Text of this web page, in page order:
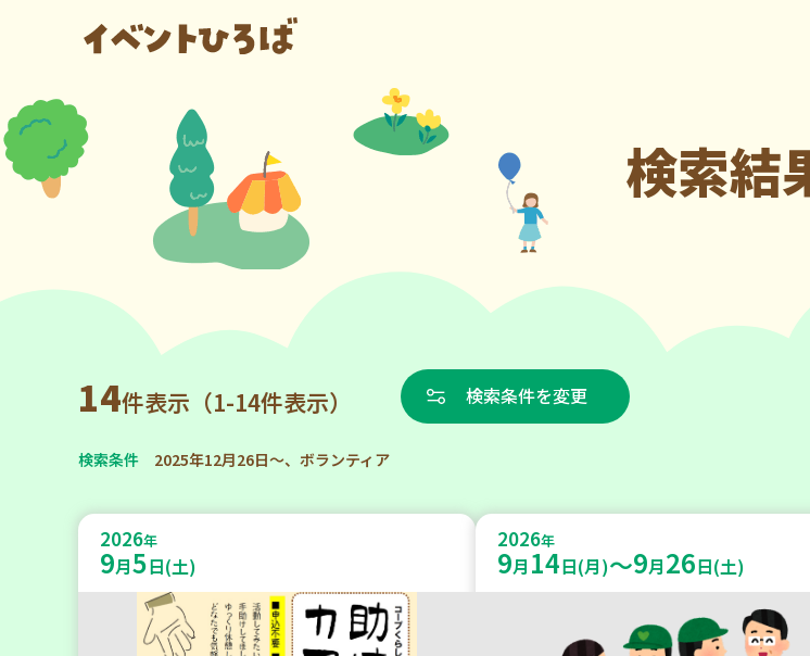
検索結
14件表示（1-14件表示） 検索条件を変更
検索条件 2025年12月26日～、ボランティア
2026年
9月5日(土)
2026年
9月 14日(月)～9月26日(土)